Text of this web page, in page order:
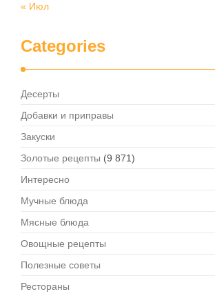
« Июл
Categories
Десерты
Добавки и приправы
Закуски
Золотые рецепты (9 871)
Интересно
Мучные блюда
Мясные блюда
Овощные рецепты
Полезные советы
Рестораны